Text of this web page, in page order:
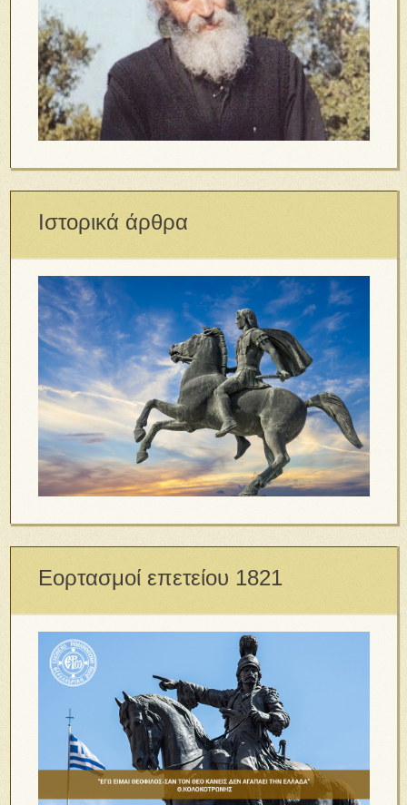
Ιστορικά άρθρα
Εορτασμοί επετείου 1821